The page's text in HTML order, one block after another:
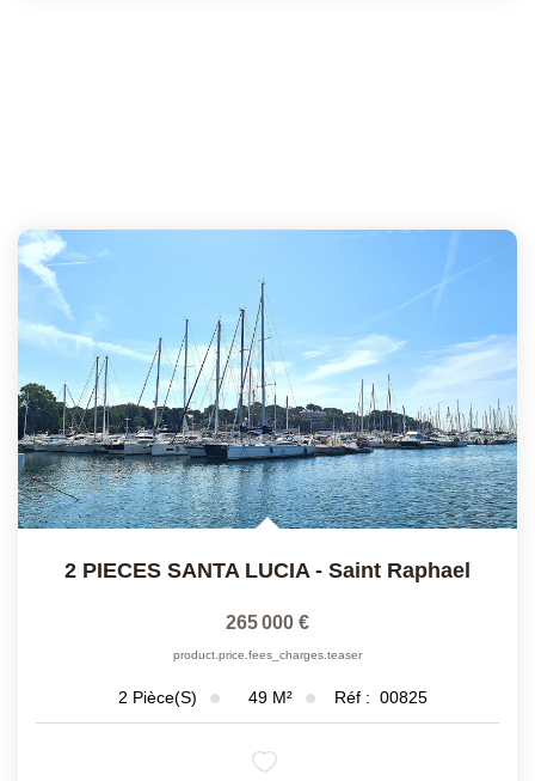
2 PIECES SANTA LUCIA - Saint Raphael
265 000 €
product.price.fees_charges.teaser
2 Pièce(s) 49 M² Réf : 00825